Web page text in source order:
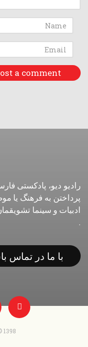
رادیو دیو، پادکستی
پرداختن به فرهنگ یا
ادبیات و سینما
.
با ما در تماس
1398 © رادیو دیو ، تهران ، ایران